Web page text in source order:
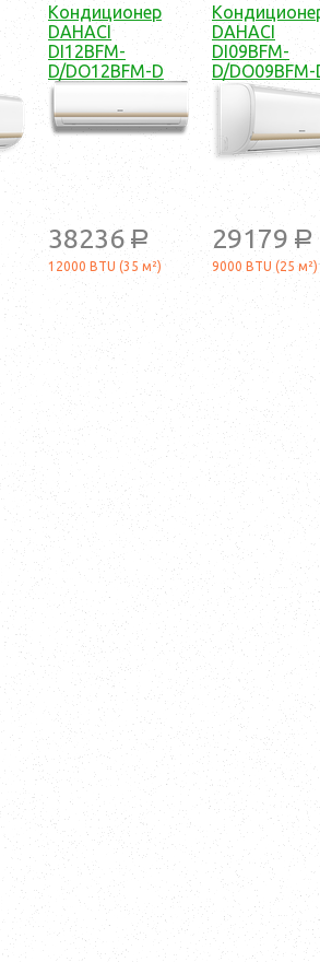
Кондиционер
DAHACI
DI12BFM-
D/DO12BFM-D
38236 a
12000 BTU (35 м²)
DAHACI
DI09BFM-
D/DO09BFM-
29179 a
9000 BTU (25 м²)